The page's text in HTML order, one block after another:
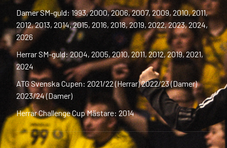
Damer SM-guld: 1993, 2000, 2006, 2007, 2009, 2010, 2011,
2012, 2013, 2014, 2015, 2016, 2018, 2019, 2022, 2023, 2024,
2026
Herrar SM-guld: 2004, 2005, 2010, 2011, 2012, 2019, 2021,
2024
ATG Svenska Cupen: 2021/22 (Herrar) 2022/23 (Damer)
2023/24 (Damer)
Herrar Challenge Cup Mästare: 2014